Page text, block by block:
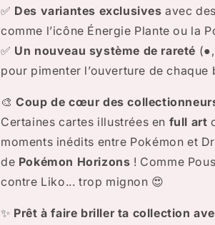
✅ Des variantes exclusives avec
comme l’icône Énergie Plante ou la
✅ Un nouveau système de rareté
pour pimenter l’ouverture de chaque
🎨Coup de cœur des
Certaines cartes illustrées en full art
moments inédits entre Pokémon et
de Pokémon Horizons ! Comme
contre Liko... trop mignon 😍
✨ Prêt à faire briller ta collection